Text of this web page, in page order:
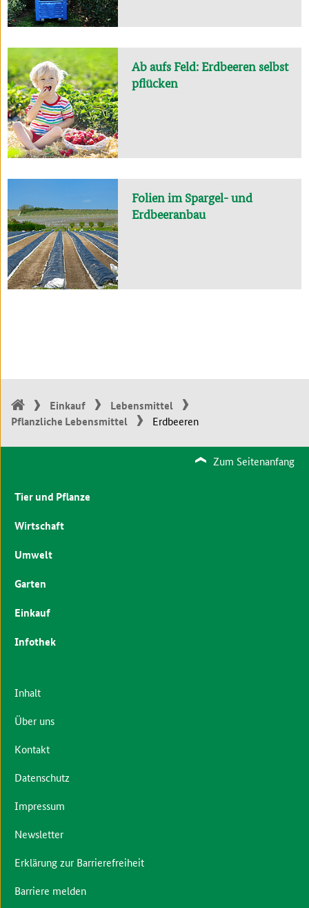
Ab aufs Feld: Erdbeeren selbst
pflücken
Folien im Spargel- und
Erdbeeranbau
Einkauf
Lebensmittel
Pflanzliche Lebensmittel
Erdbeeren
Zum Seitenanfang
Tier und Pflanze
Wirtschaft
Umwelt
Garten
Einkauf
Infothek
Inhalt
Über uns
Kontakt
Datenschutz
Impressum
Newsletter
Erklärung zur Barrierefreiheit
Barriere melden